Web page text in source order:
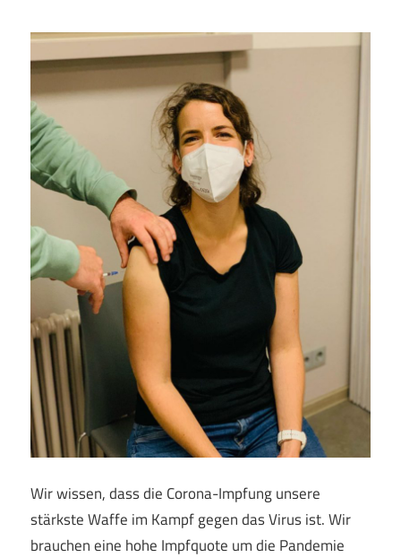
Wir wissen, dass die Corona-Impfung unsere
stärkste Waffe im Kampf gegen das Virus ist. Wir
brauchen eine hohe Impfquote um die Pandemie